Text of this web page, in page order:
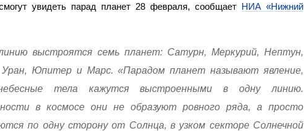
увидеть парад планет 28 февраля, сообщает НИА «Нижний
выстроятся семь планет: Сатурн, Меркурий, Нептун,
Уран, Юпитер и Марс. «Парадом планет называют явление,
тела кажутся выстроенными в одну линию.
в космосе они не образуют ровного ряда, а просто
по одну сторону от Солнца, в узком секторе Солнечной